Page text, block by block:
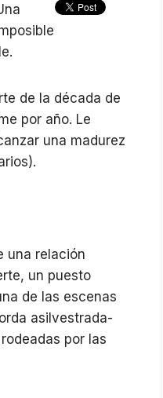
de la década de
por año. Le
una madurez
una relación
un puesto
de las escenas
asilvestrada-
por las